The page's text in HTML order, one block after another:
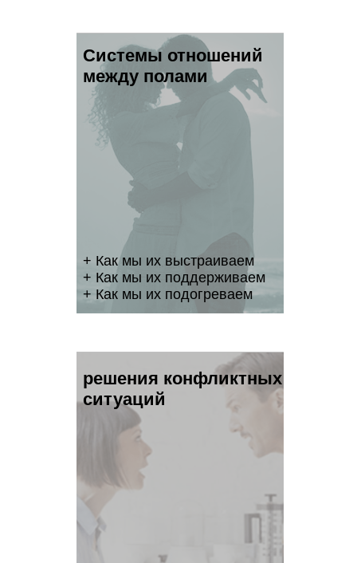
Системы отношений
между полами
решения конфликтных
ситуаций
+ Как мы их выстраиваем
+ Как мы их поддерживаем
+ Как мы их подогреваем